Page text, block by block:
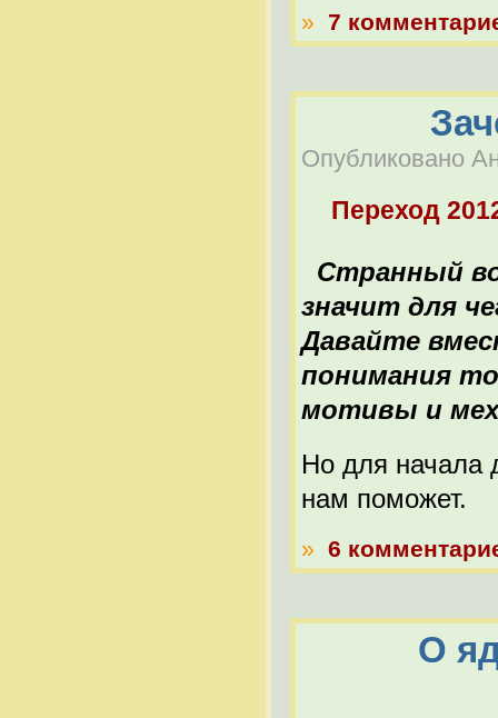
» 7
Опубликовано
Переход
Странный
значит для
Давайте
понимания
мотивы и
Но для начала
нам поможет.
» 6
О